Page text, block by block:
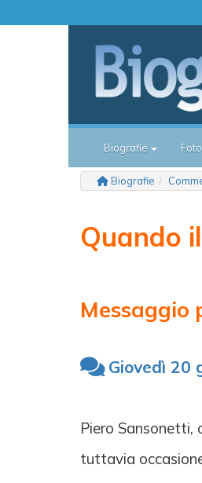
Biografie Foto
Biografie
Quando
Messaggio
Giovedì 20
Piero Sansonetti,
tuttavia